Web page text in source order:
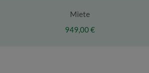
Miete
949,00 €